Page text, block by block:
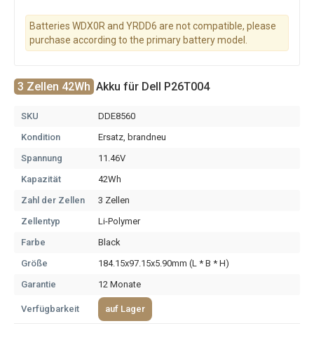
Batteries WDX0R and YRDD6 are not compatible, please
purchase according to the primary battery model.
3 Zellen 42Wh Akku für Dell P26T004
SKU
DDE8560
Kondition
Ersatz, brandneu
Spannung
11.46V
Kapazität
42Wh
Zahl der Zellen
3 Zellen
Zellentyp
Li-Polymer
Farbe
Black
Größe
184.15x97.15x5.90mm (L * B * H)
Garantie
12 Monate
Verfügbarkeit auf Lager